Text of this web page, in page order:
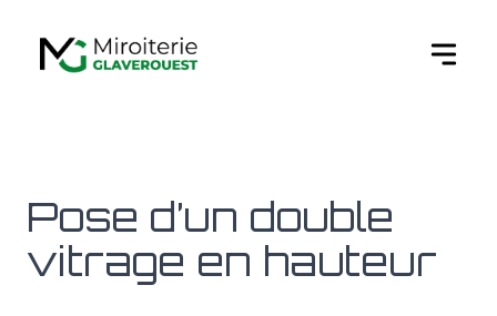
Pose d’un double
vitrage en hauteur